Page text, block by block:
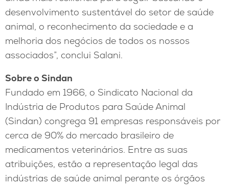
desenvolvimento sustentável do setor de saúde
animal, o reconhecimento da sociedade e a
melhoria dos negócios de todos os nossos
associados”, conclui Salani.
Sobre o Sindan
Fundado em 1966, o Sindicato Nacional da
Indústria de Produtos para Saúde Animal
(Sindan) congrega 91 empresas responsáveis por
cerca de 90% do mercado brasileiro de
medicamentos veterinários. Entre as suas
atribuições, estão a representação legal das
indústrias de saúde animal perante os órgãos